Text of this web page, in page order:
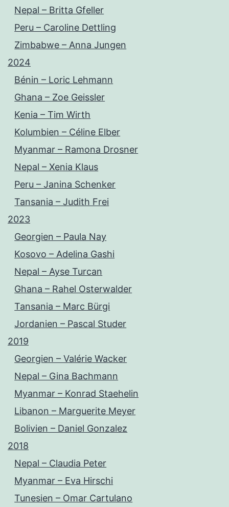
Nepal – Britta Gfeller
Peru – Caroline Dettling
Zimbabwe – Anna Jungen
2024
Bénin – Loric Lehmann
Ghana – Zoe Geissler
Kenia – Tim Wirth
Kolumbien – Céline Elber
Myanmar – Ramona Drosner
Nepal – Xenia Klaus
Peru – Janina Schenker
Tansania – Judith Frei
2023
Georgien – Paula Nay
Kosovo – Adelina Gashi
Nepal – Ayse Turcan
Ghana – Rahel Osterwalder
Tansania – Marc Bürgi
Jordanien – Pascal Studer
2019
Georgien – Valérie Wacker
Nepal – Gina Bachmann
Myanmar – Konrad Staehelin
Libanon – Marguerite Meyer
Bolivien – Daniel Gonzalez
2018
Nepal – Claudia Peter
Myanmar – Eva Hirschi
Tunesien – Omar Cartulano